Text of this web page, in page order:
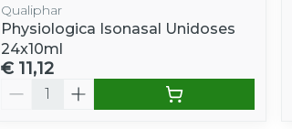
Qualiphar
Physiologica Isonasal Unidoses
24x10ml
€ 11,12
Aantal